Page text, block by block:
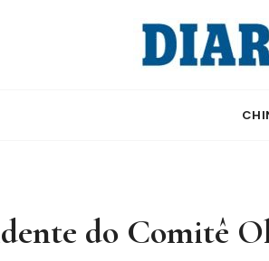
e Diario de
do Comitê